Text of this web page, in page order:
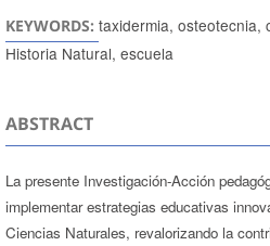
KEYWORDS: taxidermia, osteotecnia,
Historia Natural, escuela
ABSTRACT
La presente Investigación-Acción
implementar estrategias educativas
Ciencias Naturales, revalorizando la